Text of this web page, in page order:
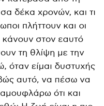
δέκα χρονών, και τι
πλήττουν και οι
κάνουν στον εαυτό
τη θλίψη με την
όταν είμαι δυστυχής
αυτό, να πέσω να
ότι και